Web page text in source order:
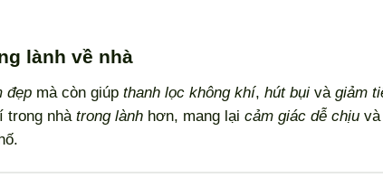
lành về nhà
đẹp mà còn giúp thanh lọc không khí, hút bụi và giảm
trong nhà trong lành hơn, mang lại cảm giác dễ chịu và